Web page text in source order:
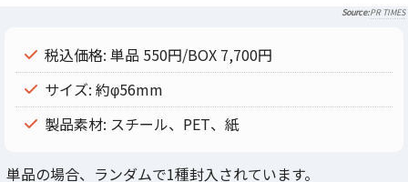
PR TIMES
税込価格: 単品 550円/BOX 7,700円
サイズ: 約φ56mm
製品素材: スチール、PET、紙
単品の場合、ランダムで1種封入されています。